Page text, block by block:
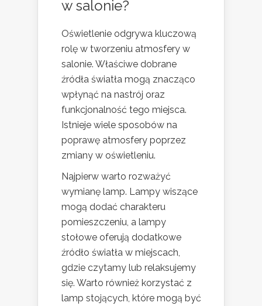
w salonie?
Oświetlenie odgrywa kluczową
rolę w tworzeniu atmosfery w
salonie. Właściwe dobrane
źródła światła mogą znacząco
wpłynąć na nastrój oraz
funkcjonalność tego miejsca.
Istnieje wiele sposobów na
poprawę atmosfery poprzez
zmiany w oświetleniu.
Najpierw warto rozważyć
wymianę lamp. Lampy wiszące
mogą dodać charakteru
pomieszczeniu, a lampy
stołowe oferują dodatkowe
źródło światła w miejscach,
gdzie czytamy lub relaksujemy
się. Warto również korzystać z
lamp stojących, które mogą być